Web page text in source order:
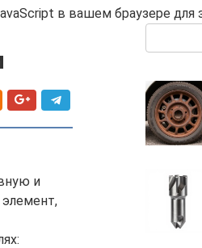
в вашем браузере
и